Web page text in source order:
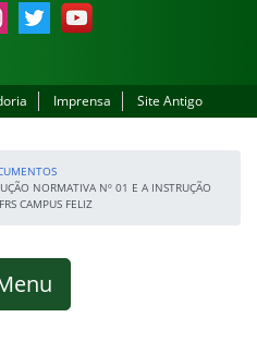
Twitter YouTube
Imprensa Site Antigo
NORMATIVA Nº 01 E A INSTRUÇÃO
CAMPUS FELIZ